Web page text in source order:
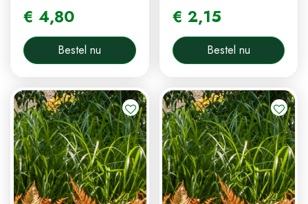
€ 4,80
Bestel nu
€ 2,15
Bestel nu